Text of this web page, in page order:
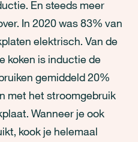
En steeds meer
In 2020 was 83% van
elektrisch. Van de
koken is inductie de
gemiddeld 20%
met het stroomgebruik
Wanneer je ook
kook je helemaal